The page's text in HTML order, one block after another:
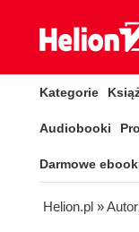
Kategorie
Audiobooki
Darmowe
Helion.pl »